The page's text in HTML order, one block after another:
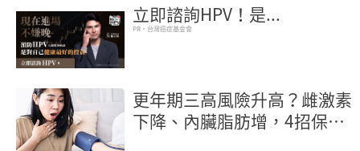
立即諮詢HPV！是...
PR・台灣癌症基金會
更年期三高風險升高？雌激素
下降、內臟脂肪增，4招保護